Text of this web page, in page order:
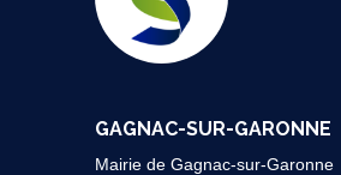
GAGNAC-SUR-GARONNE
Mairie de Gagnac-sur-Garonne